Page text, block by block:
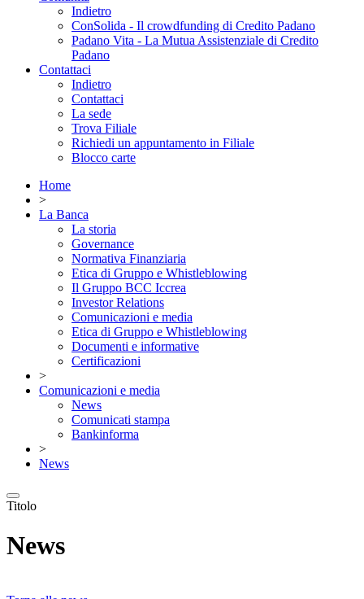
Indietro
ConSolida - Il crowdfunding di Credito Padano
Padano Vita - La Mutua Assistenziale di Credito
Padano
Contattaci
Indietro
Contattaci
La sede
Trova Filiale
Richiedi un appuntamento in Filiale
Blocco carte
Home
>
La Banca
La storia
Governance
Normativa Finanziaria
Etica di Gruppo e Whistleblowing
Il Gruppo BCC Iccrea
Investor Relations
Comunicazioni e media
Etica di Gruppo e Whistleblowing
Documenti e informative
Certificazioni
>
Comunicazioni e media
News
Comunicati stampa
Bankinforma
>
News
Titolo
News